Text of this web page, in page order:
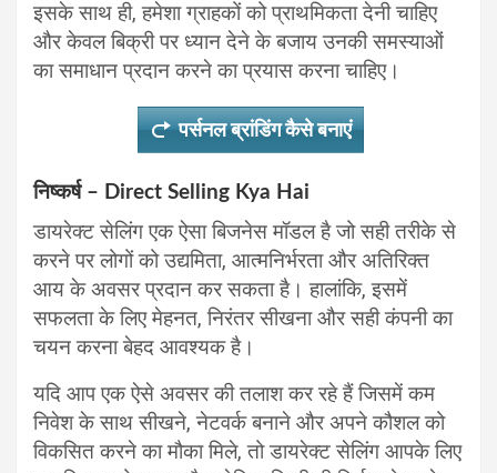
इसके साथ ही, हमेशा ग्राहकों को प्राथमिकता देनी चाहिए
और केवल बिक्री पर ध्यान देने के बजाय उनकी समस्याओं
का समाधान प्रदान करने का प्रयास करना चाहिए।
पर्सनल ब्रांडिंग कैसे बनाएं
निष्कर्ष – Direct Selling Kya Hai
डायरेक्ट सेलिंग एक ऐसा बिजनेस मॉडल है जो सही तरीके से
करने पर लोगों को उद्यमिता, आत्मनिर्भरता और अतिरिक्त
आय के अवसर प्रदान कर सकता है। हालांकि, इसमें
सफलता के लिए मेहनत, निरंतर सीखना और सही कंपनी का
चयन करना बेहद आवश्यक है।
यदि आप एक ऐसे अवसर की तलाश कर रहे हैं जिसमें कम
निवेश के साथ सीखने, नेटवर्क बनाने और अपने कौशल को
विकसित करने का मौका मिले, तो डायरेक्ट सेलिंग आपके लिए